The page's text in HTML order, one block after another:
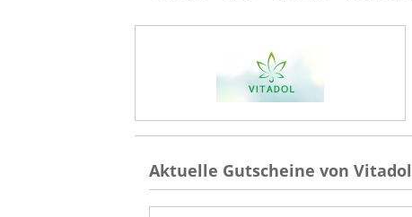
Aktuelle Gutscheine von Vitadol